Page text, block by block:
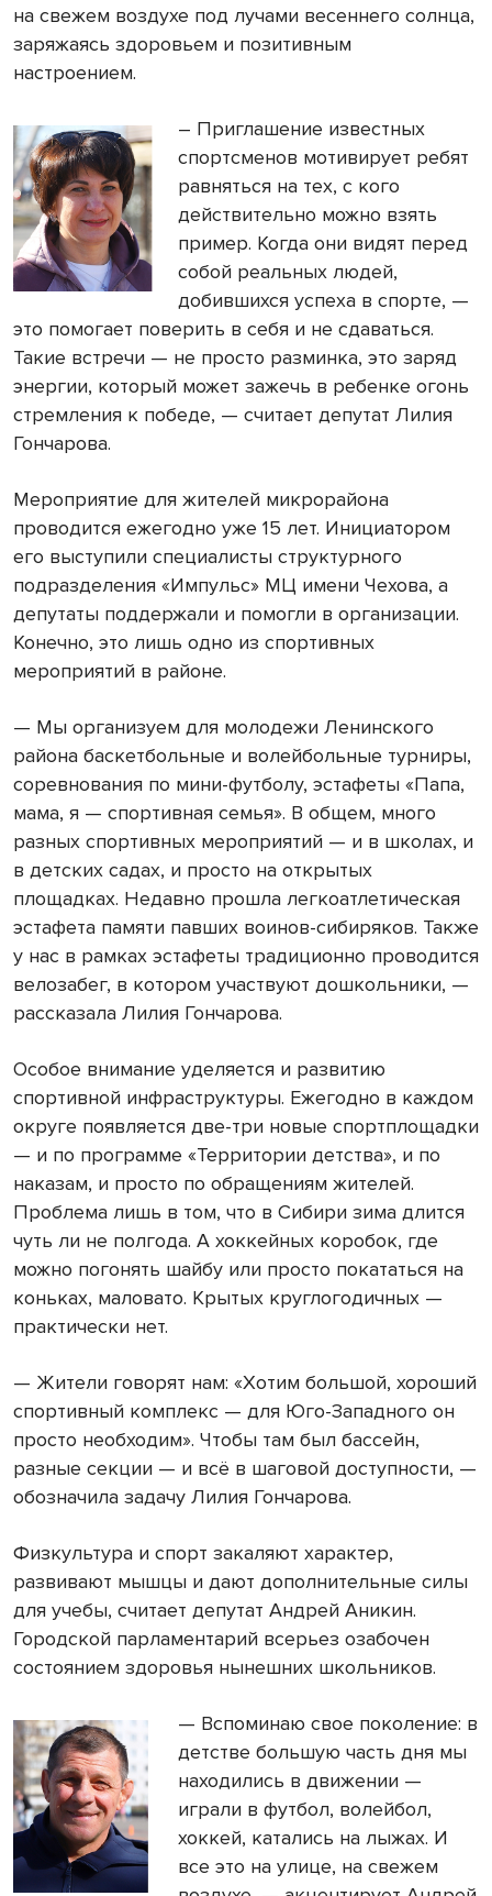
на свежем воздухе под лучами весеннего солнца,
заряжаясь здоровьем и позитивным
настроением.
– Приглашение известных
спортсменов мотивирует ребят
равняться на тех, с кого
действительно можно взять
пример. Когда они видят перед
собой реальных людей,
добившихся успеха в спорте, —
это помогает поверить в себя и не сдаваться.
Такие встречи — не просто разминка, это заряд
энергии, который может зажечь в ребенке огонь
стремления к победе, — считает депутат Лилия
Гончарова.
Мероприятие для жителей микрорайона
проводится ежегодно уже 15 лет. Инициатором
его выступили специалисты структурного
подразделения «Импульс» МЦ имени Чехова, а
депутаты поддержали и помогли в организации.
Конечно, это лишь одно из спортивных
мероприятий в районе.
— Мы организуем для молодежи Ленинского
района баскетбольные и волейбольные турниры,
соревнования по мини-футболу, эстафеты «Папа,
мама, я — спортивная семья». В общем, много
разных спортивных мероприятий — и в школах, и
в детских садах, и просто на открытых
площадках. Недавно прошла легкоатлетическая
эстафета памяти павших воинов-сибиряков. Также
у нас в рамках эстафеты традиционно проводится
велозабег, в котором участвуют дошкольники, —
рассказала Лилия Гончарова.
Особое внимание уделяется и развитию
спортивной инфраструктуры. Ежегодно в каждом
округе появляется две-три новые спортплощадки
— и по программе «Территории детства», и по
наказам, и просто по обращениям жителей.
Проблема лишь в том, что в Сибири зима длится
чуть ли не полгода. А хоккейных коробок, где
можно погонять шайбу или просто покататься на
коньках, маловато. Крытых круглогодичных —
практически нет.
— Жители говорят нам: «Хотим большой, хороший
спортивный комплекс — для Юго-Западного он
просто необходим». Чтобы там был бассейн,
разные секции — и всё в шаговой доступности, —
обозначила задачу Лилия Гончарова.
Физкультура и спорт закаляют характер,
развивают мышцы и дают дополнительные силы
для учебы, считает депутат Андрей Аникин.
Городской парламентарий всерьез озабочен
состоянием здоровья нынешних школьников.
— Вспоминаю свое поколение: в
детстве большую часть дня мы
находились в движении —
играли в футбол, волейбол,
хоккей, катались на лыжах. И
все это на улице, на свежем